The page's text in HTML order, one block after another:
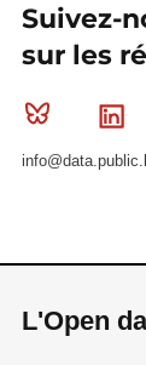
Suivez-
sur les
Bluesky
L'Open